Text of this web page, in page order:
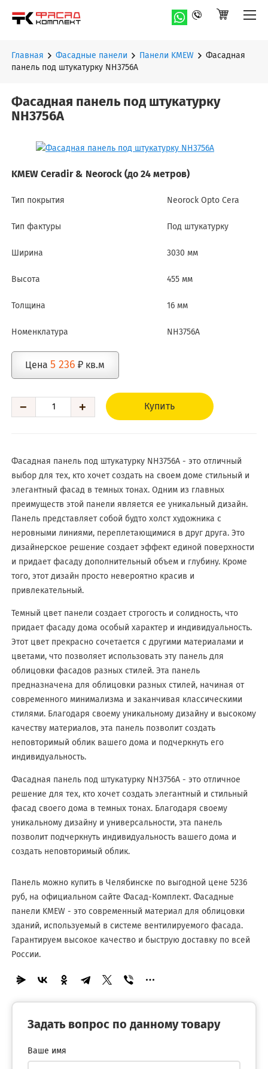
Главная Фасадные панели Панели KMEW
Фасадная
панель под штукатурку NH3756A
Фасадная панель под штукатурку
NH3756A
KMEW Ceradir & Neorock (до 24 метров)
Тип покрытия Neorock Opto Cera
Тип фактуры Под штукатурку
Ширина 3030 мм
Высота 455 мм
Толщина 16 мм
Номенклатура NH3756A
Цена5 236 ₽ кв.м
− + Купить
Фасадная панель под штукатурку NH3756A - это отличный
выбор для тех, кто хочет создать на своем доме стильный и
элегантный фасад в темных тонах. Одним из главных
преимуществ этой панели является ее уникальный дизайн.
Панель представляет собой будто холст художника с
неровными линиями, переплетающимися в друг друга. Это
дизайнерское решение создает эффект единой поверхности
и придает фасаду дополнительный объем и глубину. Кроме
того, этот дизайн просто невероятно красив и
привлекательный.
Темный цвет панели создает строгость и солидность, что
придает фасаду дома особый характер и индивидуальность.
Этот цвет прекрасно сочетается с другими материалами и
цветами, что позволяет использовать эту панель для
облицовки фасадов разных стилей. Эта панель
предназначена для облицовки разных стилей, начиная от
современного минимализма и заканчивая классическими
стилями. Благодаря своему уникальному дизайну и высокому
качеству материалов, эта панель позволит создать
неповторимый облик вашего дома и подчеркнуть его
индивидуальность.
Фасадная панель под штукатурку NH3756A - это отличное
решение для тех, кто хочет создать элегантный и стильный
фасад своего дома в темных тонах. Благодаря своему
уникальному дизайну и универсальности, эта панель
позволит подчеркнуть индивидуальность вашего дома и
создать неповторимый облик.
Панель можно купить в Челябинске по выгодной цене 5236
руб, на официальном сайте Фасад-Комплект. Фасадные
панели KMEW - это современный материал для облицовки
зданий, используемый в системе вентилируемого фасада.
Гарантируем высокое качество и быструю доставку по всей
России.
Задать вопрос по данному товару
Ваше имя